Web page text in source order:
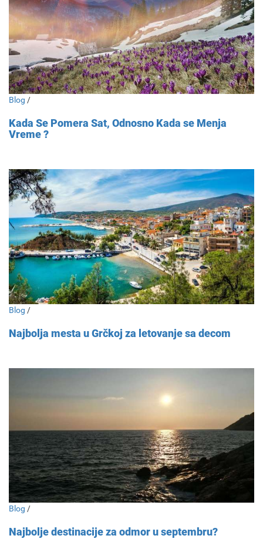
Blog /
Kada Se Pomera Sat, Odnosno Kada se Menja
Vreme ?
Blog /
Najbolja mesta u Grčkoj za letovanje sa decom
Blog /
Najbolje destinacije za odmor u septembru?